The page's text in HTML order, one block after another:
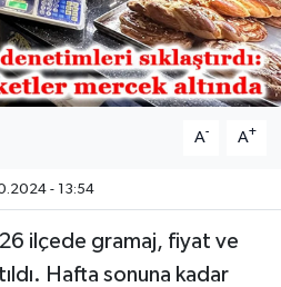
A- A+
- 13:54
ilçede gramaj, fiyat ve
Hafta sonuna kadar